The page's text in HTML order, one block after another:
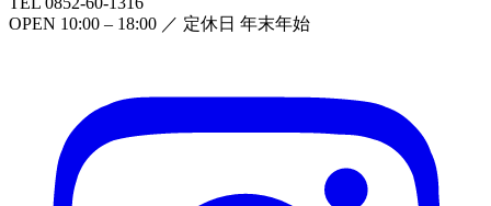
OPEN 10:00 – 18:00 ／ 定休日 年末年始